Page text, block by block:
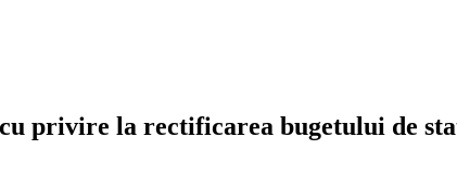
cu privire la rectificarea bugetului de